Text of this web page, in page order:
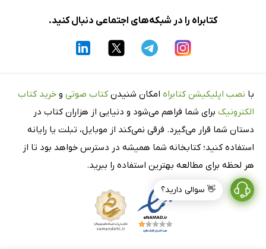
👋 سوالی دارید؟
کتابراه را در شبکه‌های اجتماعی دنبال کنید.
با نصب اپلیکیشن کتابراه امکان شنیدن کتاب صوتی و خرید کتاب
الکترونیک برای شما فراهم می‌شود و دنیایی از هزاران کتاب در
دستان شما قرار می‌گیرد. فرقی نمی‌کند از موبایل، تبلت یا رایانه
استفاده کنید؛ کتابخانه شما همیشه در دسترس خواهد بود تا از
هر لحظه برای مطالعه بهترین استفاده را ببرید.